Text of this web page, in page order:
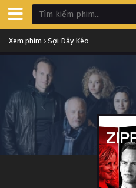
Xem phim › Sợi Dây Kéo